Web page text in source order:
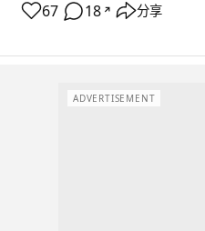
67 18 ↗ 分享
ADVERTISEMENT